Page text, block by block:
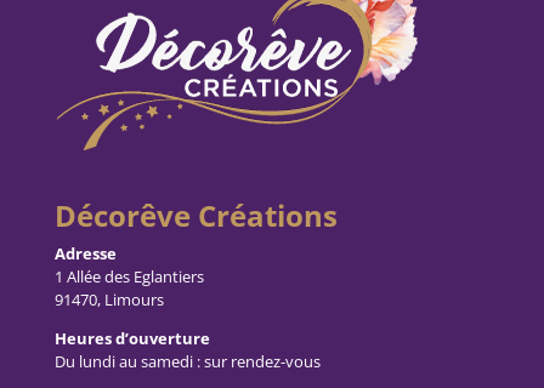
Décorêve Créations
Adresse
1 Allée des Eglantiers
91470, Limours
Heures d’ouverture
Du lundi au samedi : sur rendez-vous